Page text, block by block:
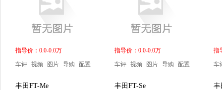
指导价：0.0-0.0万
车评 视频 图片 导购 配置
指导价：0.0-0.0万
车评 视频 图片 导购 配置
指
车
丰田FT-Me 丰田FT-Se 丰